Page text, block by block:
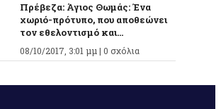
Πρέβεζα: Άγιος Θωμάς: Ένα
χωριό-πρότυπο, που αποθεώνει
τον εθελοντισμό και...
08/10/2017, 3:01 μμ | 0 σχόλια